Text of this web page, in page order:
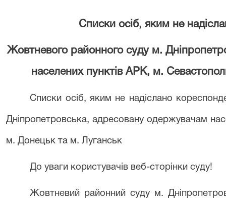
Списки осіб, яким не
Жовтневого районного суду м.
населених пунктів АРК, м.
Списки осіб, яким не надіслано
Дніпропетровська, адресовану одержувачам
м. Донецьк та м. Луганськ
До уваги користувачів веб-сторінки суду!
Жовтневий районний суду м.